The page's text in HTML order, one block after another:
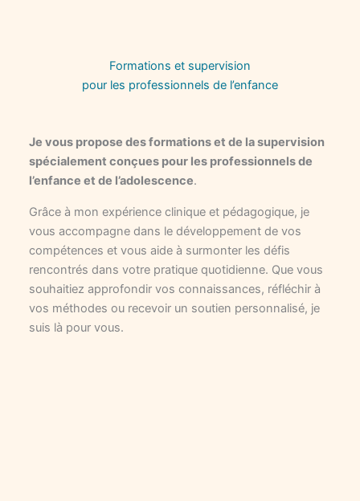
Formations et supervision
pour les professionnels de l’enfance
Je vous propose des formations et de la supervision
spécialement conçues pour les professionnels de
l’enfance et de l’adolescence.
Grâce à mon expérience clinique et pédagogique, je
vous accompagne dans le développement de vos
compétences et vous aide à surmonter les défis
rencontrés dans votre pratique quotidienne. Que vous
souhaitiez approfondir vos connaissances, réfléchir à
vos méthodes ou recevoir un soutien personnalisé, je
suis là pour vous.